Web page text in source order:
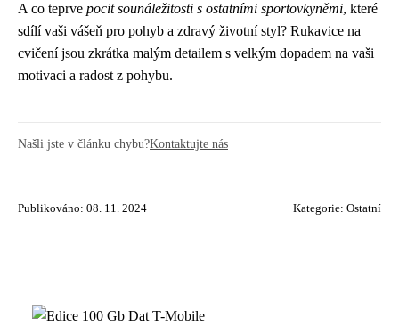
A co teprve pocit sounáležitosti s ostatními sportovkyněmi, které
sdílí vaši vášeň pro pohyb a zdravý životní styl? Rukavice na
cvičení jsou zkrátka malým detailem s velkým dopadem na vaši
motivaci a radost z pohybu.
Našli jste v článku chybu?Kontaktujte nás
Publikováno: 08. 11. 2024 Kategorie: Ostatní